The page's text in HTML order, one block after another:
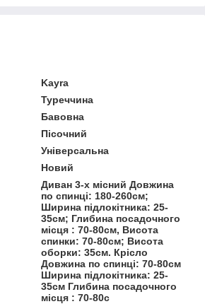
Kayra
Туреччина
Бавовна
Пісочний
Універсальна
Новий
Диван 3-х місний Довжина
по спинці: 180-260см;
Ширина підлокітника: 25-
35см; Глибина посадочного
місця : 70-80см, Висота
спинки: 70-80см; Висота
оборки: 35см. Крісло
Довжина по спинці: 70-80см
Ширина підлокітника: 25-
35см Глибина посадочного
місця : 70-80с